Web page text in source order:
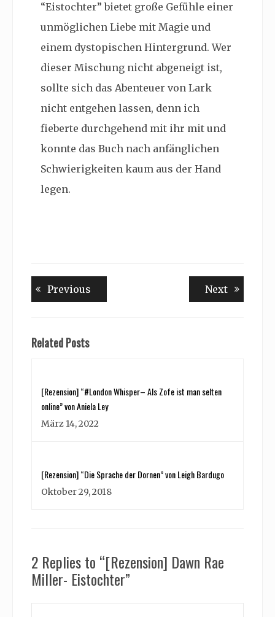
“Eistochter” bietet große Gefühle einer
unmöglichen Liebe mit Magie und
einem dystopischen Hintergrund. Wer
dieser Mischung nicht abgeneigt ist,
sollte sich das Abenteuer von Lark
nicht entgehen lassen, denn ich
fieberte durchgehend mit ihr mit und
konnte das Buch nach anfänglichen
Schwierigkeiten kaum aus der Hand
legen.
Beitragsnavigation
Previous NextNext
Related Posts
[Rezension] “#London Whisper– Als Zofe ist man selten
online” von Aniela Ley
März 14, 2022
[Rezension] “Die Sprache der Dornen” von Leigh Bardugo
Oktober 29, 2018
2 Replies to “[Rezension] Dawn Rae
Miller- Eistochter”